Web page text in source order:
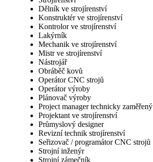
Dělník ve strojírenství
Konstruktér ve strojírenství
Kontrolor ve strojírenství
Lakýrník
Mechanik ve strojírenství
Mistr ve strojírenství
Nástrojář
Obráběč kovů
Operátor CNC strojů
Operátor výroby
Plánovač výroby
Project manager technicky zaměřený
Projektant ve strojírenství
Průmyslový designer
Revizní technik strojírenství
Seřizovač / programátor CNC strojů
Strojní inženýr
Strojní zámečník